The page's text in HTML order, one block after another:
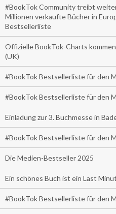
#BookTok Community treibt
Millionen verkaufte Bücher in
Bestsellerliste
Offizielle BookTok-Charts
(UK)
#BookTok Bestsellerliste für den
#BookTok Bestsellerliste für den
Einladung zur 3. Buchmesse in
#BookTok Bestsellerliste für den
Die Medien-Bestseller 2025
Ein schönes Buch ist ein Last
#BookTok Bestsellerliste für den